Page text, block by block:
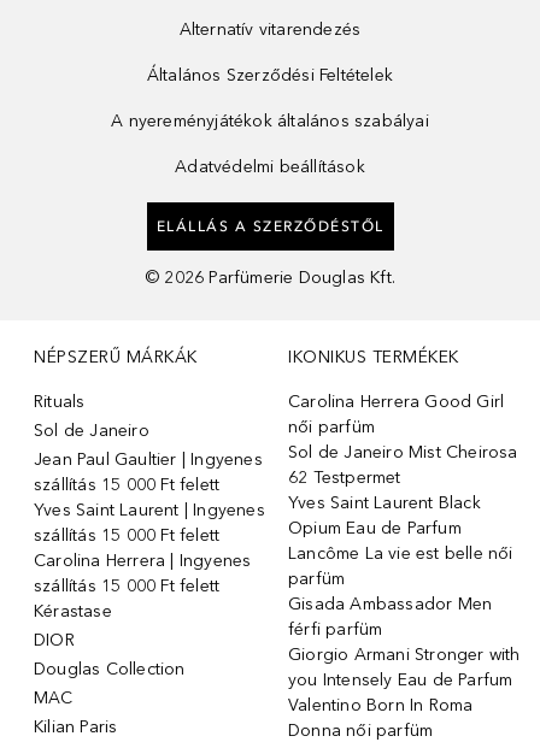
Alternatív vitarendezés
Általános Szerződési Feltételek
A nyereményjátékok általános szabályai
Adatvédelmi beállítások
ELÁLLÁS A SZERZŐDÉSTŐL
© 2026 Parfümerie Douglas Kft.
NÉPSZERŰ MÁRKÁK
Rituals
Sol de Janeiro
Jean Paul Gaultier | Ingyenes
szállítás 15 000 Ft felett
Yves Saint Laurent | Ingyenes
szállítás 15 000 Ft felett
Carolina Herrera | Ingyenes
szállítás 15 000 Ft felett
Kérastase
DIOR
Douglas Collection
MAC
Kilian Paris
IKONIKUS TERMÉKEK
Carolina Herrera Good Girl
női parfüm
Sol de Janeiro Mist Cheirosa
62 Testpermet
Yves Saint Laurent Black
Opium Eau de Parfum
Lancôme La vie est belle női
parfüm
Gisada Ambassador Men
férfi parfüm
Giorgio Armani Stronger with
you Intensely Eau de Parfum
Valentino Born In Roma
Donna női parfüm